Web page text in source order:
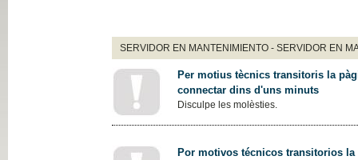
SERVIDOR EN MANTENIMIENTO - SERVIDOR EN
Per motius tècnics transitoris la
connectar dins d'uns minuts
Disculpe les molèsties.
Por motivos técnicos transitorios